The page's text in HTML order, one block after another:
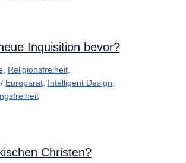
Inquisition bevor?
, Religionsfreiheit,
Europarat, Intelligent Design,
Christen?